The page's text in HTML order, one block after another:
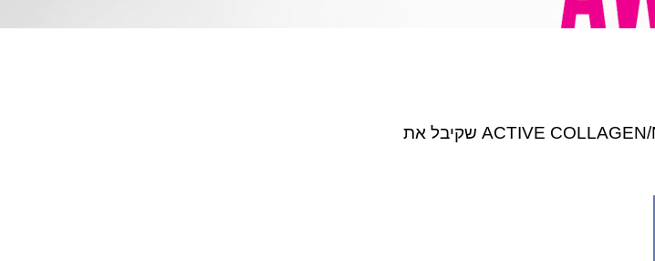
המוצרים שלנו זכו בקטגוריות שונות. בניהן לדוגמא הזכיה על המוצר החדש: ACTIVE COLLAGEN/NAD שקיבל את